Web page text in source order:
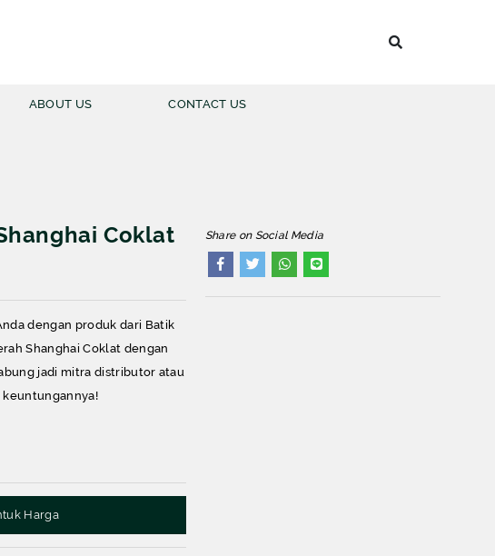
BATIK LENGAN PANJANG
ABOUT US CONTACT US
Coklat
dengan produk dari Batik
Shanghai Coklat dengan
jadi mitra distributor atau
keuntungannya!
Harga
Share on Social Media